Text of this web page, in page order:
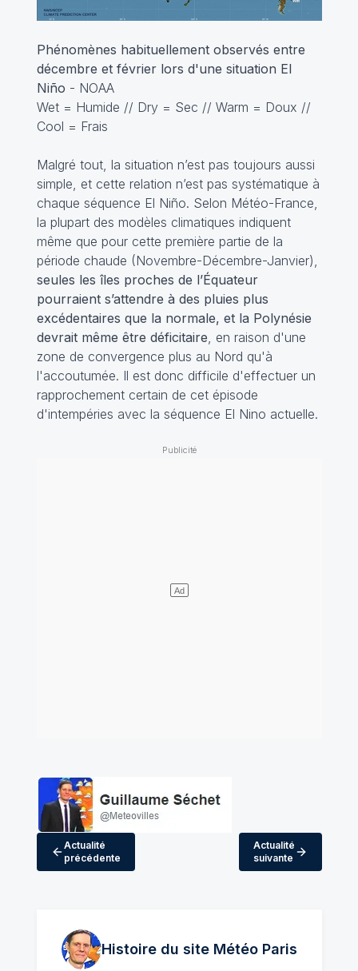
Phénomènes habituellement observés entre
décembre et février lors d'une situation El
Niño - NOAA
Wet = Humide // Dry = Sec // Warm = Doux //
Cool = Frais
Malgré tout, la situation n’est pas toujours aussi
simple, et cette relation n’est pas systématique à
chaque séquence El Niño. Selon Météo-France,
la plupart des modèles climatiques indiquent
même que pour cette première partie de la
période chaude (Novembre-Décembre-Janvier),
seules les îles proches de l’Équateur
pourraient s’attendre à des pluies plus
excédentaires que la normale, et la Polynésie
devrait même être déficitaire , en raison d'une
zone de convergence plus au Nord qu'à
l'accoutumée. Il est donc difficile d'effectuer un
rapprochement certain de cet épisode
d'intempéries avec la séquence El Nino actuelle.
Actualité
précédente
Actualité
suivante
Histoire du site MétéoParis